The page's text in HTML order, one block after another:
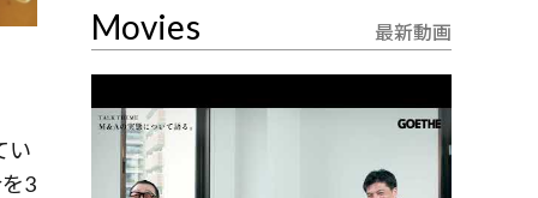
い
3
Movies 最新動画